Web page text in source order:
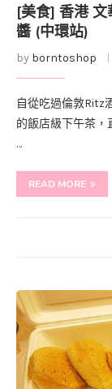
[美食] 香港
醬 (中環站)
by borntoshop
自從吃過倫敦Ritz
的飯店級下午茶，
…
READ MORE